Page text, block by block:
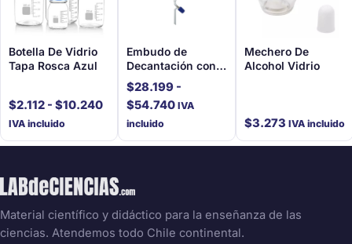
Botella De Vidrio
Tapa Rosca Azul
$2.112 - $10.240Rango
precios:
$2.112
hasta
$10.240
IVA incluido
Embudo de
Decantación con
Llave de Teflón
$28.199 -
$54.740Rango
precios:
$54.740
IVA
incluido
Mechero De
Alcohol Vidrio
$3.273 IVA incluido
Material científico y didáctico para la enseñanza de las
ciencias. Atendemos todo Chile continental.